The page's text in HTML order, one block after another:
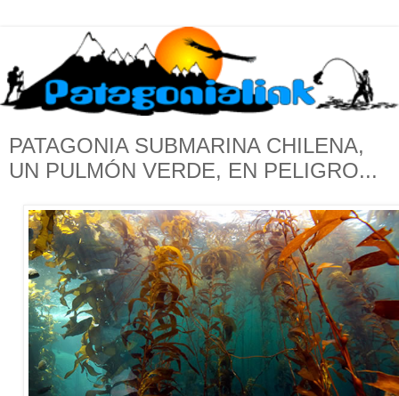
PATAGONIA SUBMARINA CHILENA,
UN PULMÓN VERDE, EN PELIGRO...